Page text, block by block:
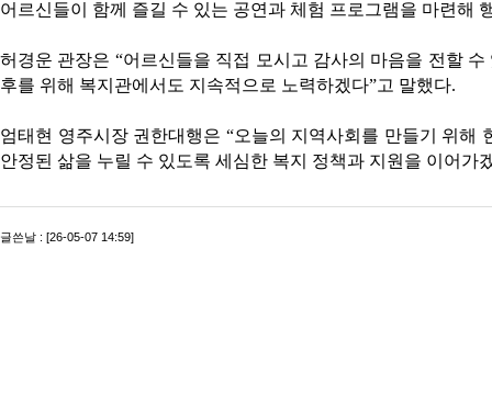
어르신들이 함께 즐길 수 있는 공연과 체험 프로그램을 마련해
허경운 관장은 “어르신들을 직접 모시고 감사의 마음을 전할
후를 위해 복지관에서도 지속적으로 노력하겠다”고 말했다.
엄태현 영주시장 권한대행은 “오늘의 지역사회를 만들기 위해
안정된 삶을 누릴 수 있도록 세심한 복지 정책과 지원을 이어가
글쓴날 : [26-05-07 14:59]